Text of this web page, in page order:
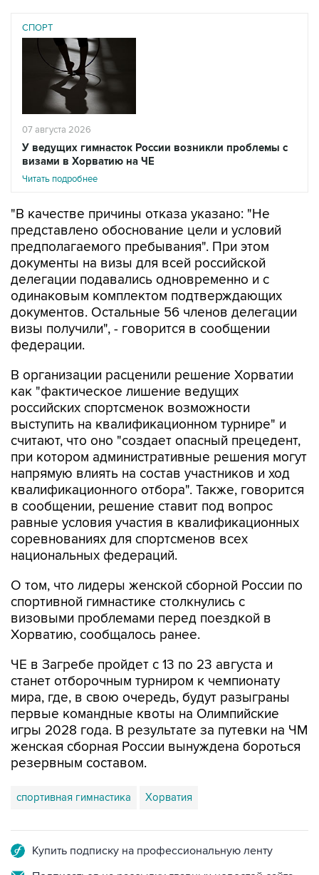
СПОРТ
07 августа 2026
У ведущих гимнасток России возникли проблемы с
визами в Хорватию на ЧЕ
Читать подробнее
"В качестве причины отказа указано: "Не
представлено обоснование цели и условий
предполагаемого пребывания". При этом
документы на визы для всей российской
делегации подавались одновременно и с
одинаковым комплектом подтверждающих
документов. Остальные 56 членов делегации
визы получили", - говорится в сообщении
федерации.
В организации расценили решение Хорватии
как "фактическое лишение ведущих
российских спортсменок возможности
выступить на квалификационном турнире" и
считают, что оно "создает опасный прецедент,
при котором административные решения могут
напрямую влиять на состав участников и ход
квалификационного отбора". Также, говорится
в сообщении, решение ставит под вопрос
равные условия участия в квалификационных
соревнованиях для спортсменов всех
национальных федераций.
О том, что лидеры женской сборной России по
спортивной гимнастике столкнулись с
визовыми проблемами перед поездкой в
Хорватию, сообщалось ранее.
ЧЕ в Загребе пройдет с 13 по 23 августа и
станет отборочным турниром к чемпионату
мира, где, в свою очередь, будут разыграны
первые командные квоты на Олимпийские
игры 2028 года. В результате за путевки на ЧМ
женская сборная России вынуждена бороться
резервным составом.
спортивная гимнастика Хорватия
Купить подписку на профессиональную ленту